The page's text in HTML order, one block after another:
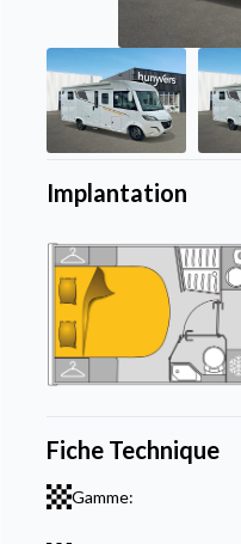
Implantation
Fiche Technique
Gamme: